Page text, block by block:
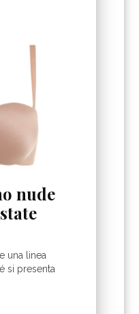
nude
una linea
si presenta